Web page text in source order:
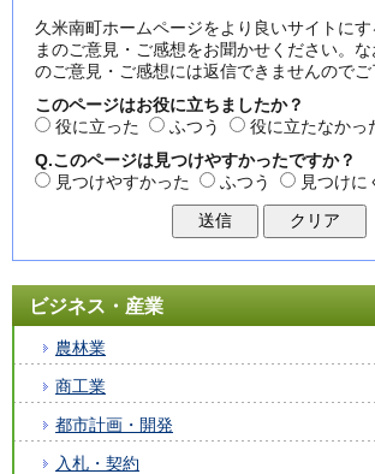
久米南町ホームページをより良いサイトにす
まのご意見・ご感想をお聞かせください。
のご意見・ご感想には返信できませんのでご
このページはお役に立ちましたか？
役に立った
ふつう
役に立たなかっ
Q.このページは見つけやすかったですか？
見つけやすかった
ふつう 見つけに
ビジネス・産業
農林業
商工業
都市計画・開発
入札・契約